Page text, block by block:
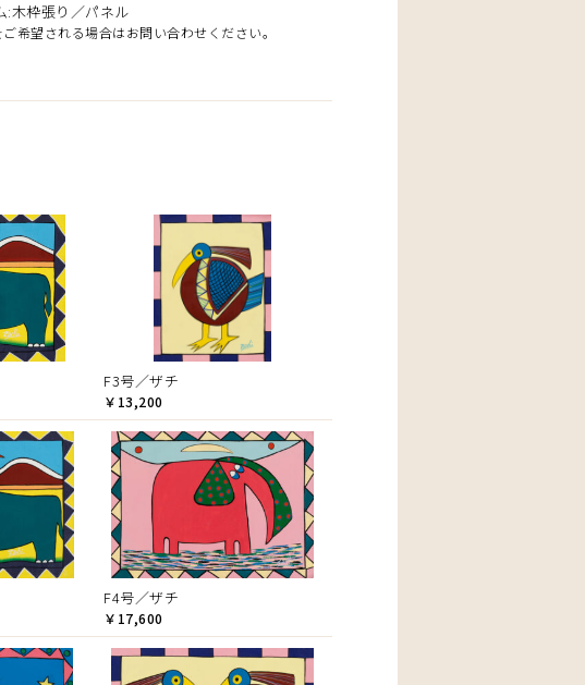
:木枠張り／パネル
希望される場合はお問い合わせください。
F3号／ザチ
￥13,200
F4号／ザチ
￥17,600